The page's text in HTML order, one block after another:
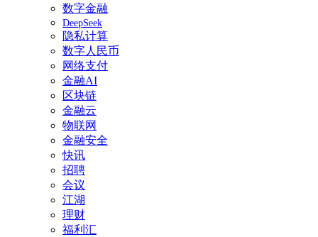
数字金融
DeepSeek
隐私计算
数字人民币
网络支付
金融AI
区块链
金融云
物联网
金融安全
快讯
招聘
会议
江湖
理财
福利汇